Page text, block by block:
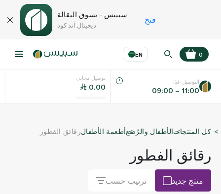
سبينس - تسوق البقالة
ديجيتال آند كود
فتح
EN
اللغة عر
KSA
0
توصيل مجاني
0.00
التوصيل غدًا
09:00 – 11:00
كل المنتجاتالأطفال والرُضعأطعمة الأطفالرقائق الفطور
رقائق الفطور
منتج جديد ترتيب حسب